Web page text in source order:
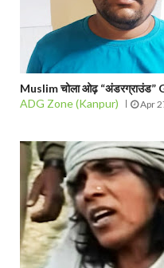
Muslim चोला ओढ़
ADG Zone (Kanpur)
Apr